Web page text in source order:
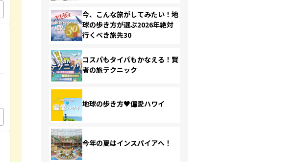
今、こんな旅がしてみたい！地
球の歩き方が選ぶ2026年絶対
行くべき旅先30
コスパもタイパもかなえる！賢
者の旅テクニック
地球の歩き方♥偏愛ハワイ
今年の夏はインスパイアへ！